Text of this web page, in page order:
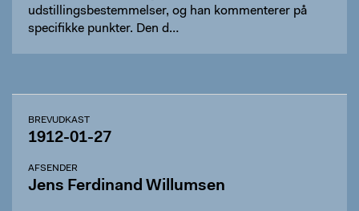
udstillingsbestemmelser, og han kommenterer på
specifikke punkter. Den d…
BREVUDKAST
1912-01-27
AFSENDER
Jens Ferdinand Willumsen